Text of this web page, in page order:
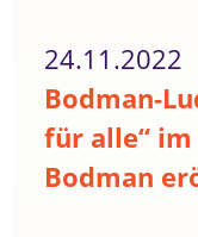
24.11.2022
Bodman-
für alle“
Bodman